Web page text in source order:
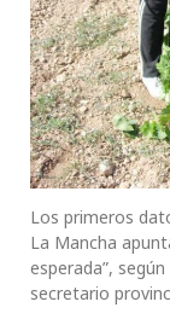
Los primeros
La Mancha
esperada”,
secretario